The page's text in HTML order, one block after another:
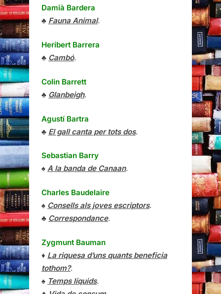
Damià Bardera
♣ Fauna Animal.
Heribert Barrera
♣ Cambó.
Colin Barrett
♣ Glanbeigh.
Agustí Bartra
♣ El gall canta per tots dos.
Sebastian Barry
♠ A la banda de Canaan.
Charles Baudelaire
♠ Consells als joves escriptors.
♣ Correspondance.
Zygmunt Bauman
♦ La riquesa d’uns quants beneficia
tothom?.
♠ Temps líquids.